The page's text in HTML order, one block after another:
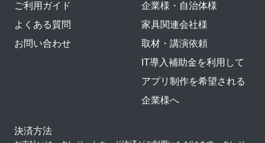
ご利用ガイド
よくある質問
お問い合わせ
企業様・自治体様
家具関連会社様
取材・講演依頼
IT導入補助金を利用して
アプリ制作を希望される
企業様へ
決済方法